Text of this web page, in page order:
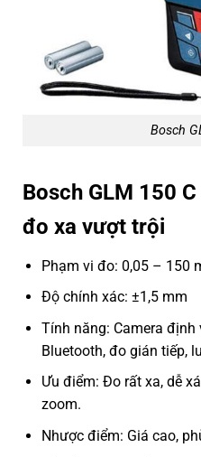
Bosch
Bosch GLM 150
đo xa vượt trội
Phạm vi đo: 0,05 – 150
Độ chính xác: ±1,5 mm
Tính năng: Camera định
Bluetooth, đo gián tiếp,
Ưu điểm: Đo rất xa, dễ
zoom.
Nhược điểm: Giá cao,